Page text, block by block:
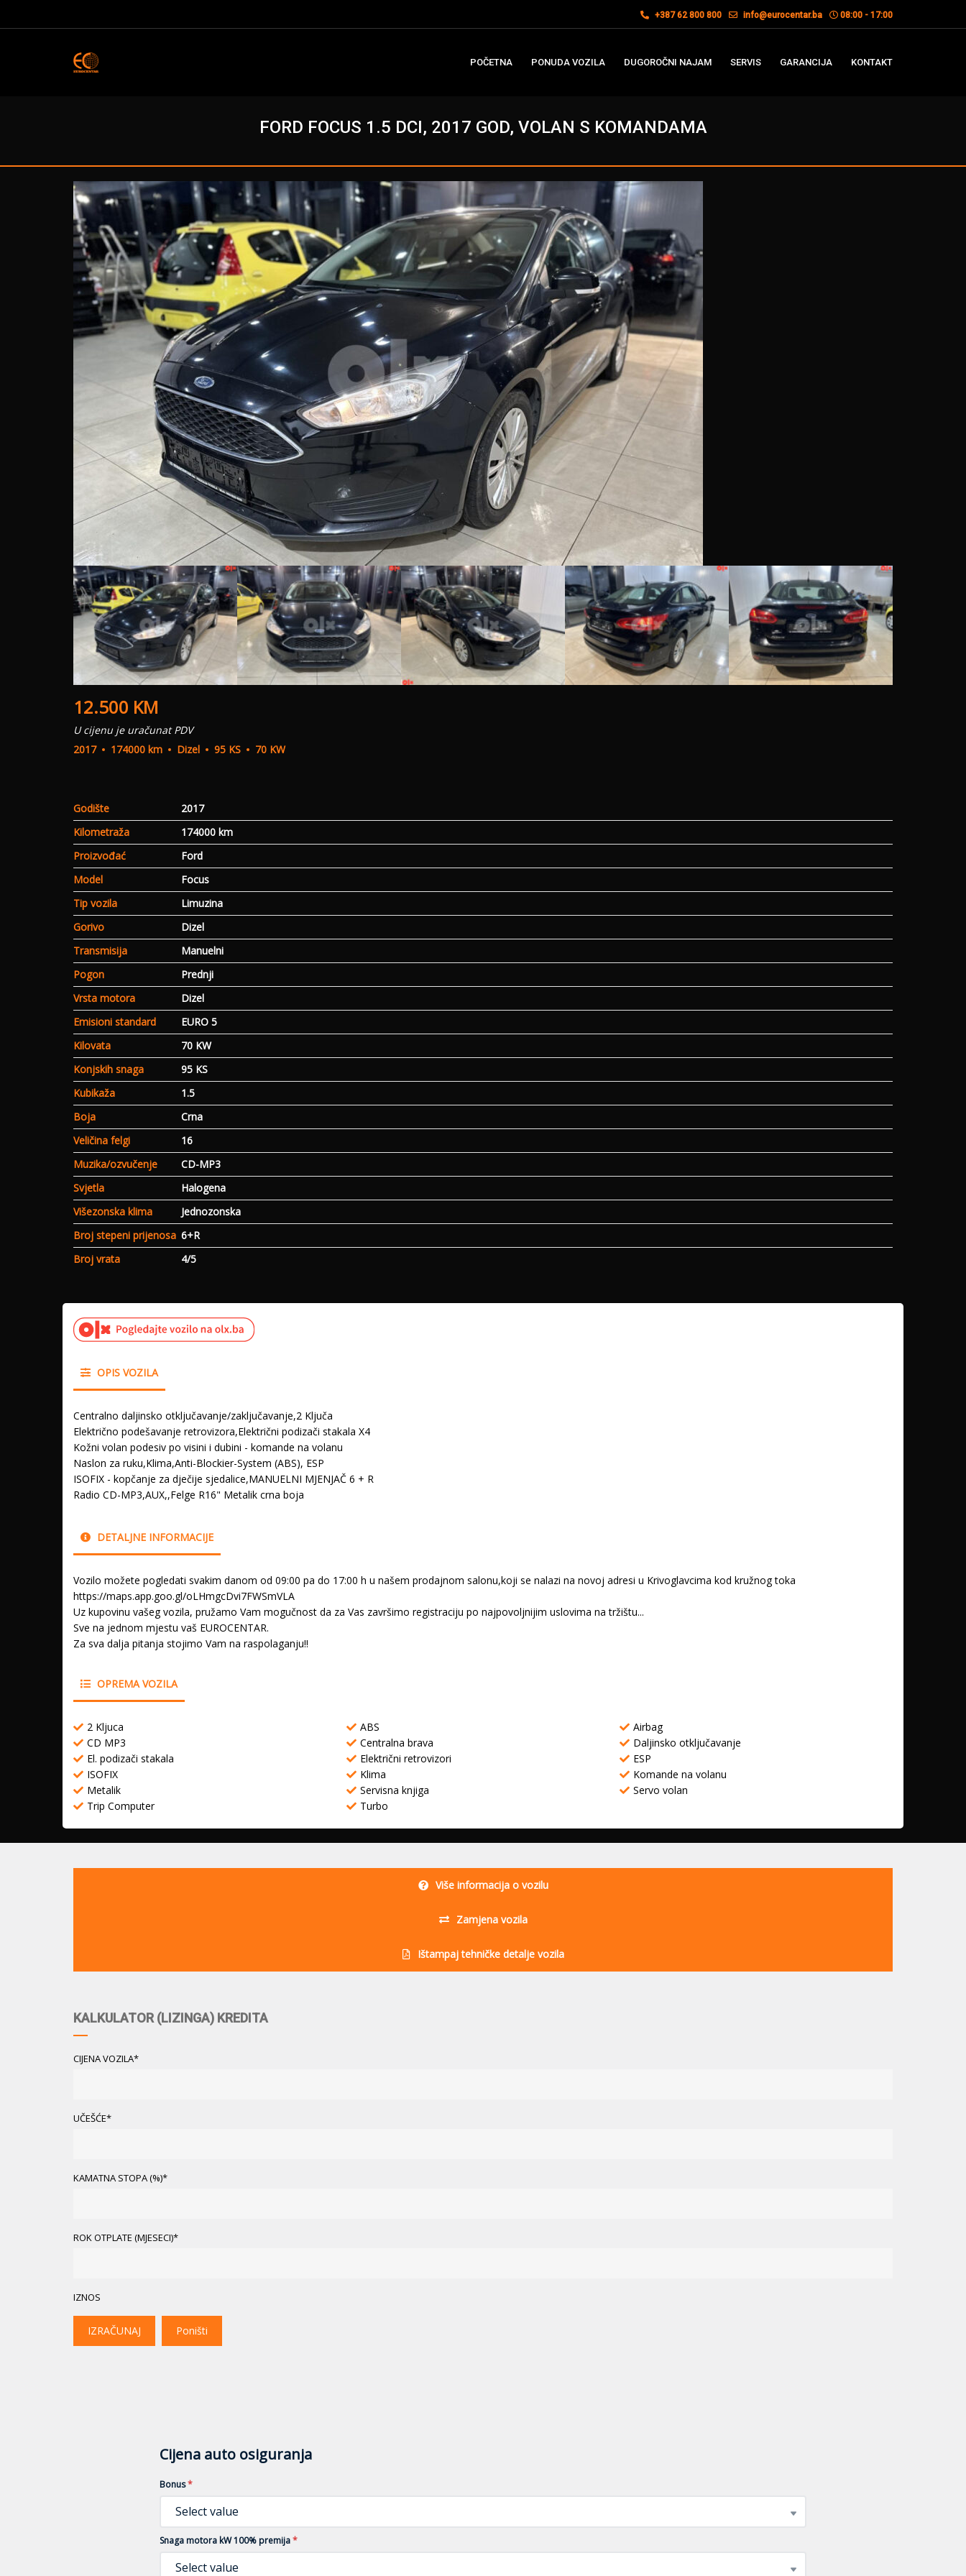
+387 62 800 800 info@eurocentar.ba 08:00 - 17:00
POČETNA PONUDA VOZILA DUGOROČNI NAJAM SERVIS GARANCIJA KONTAKT
FORD FOCUS 1.5 DCI, 2017 GOD, VOLAN S KOMANDAMA
12.500 KM
U cijenu je uračunat PDV
2017
174000 km Dizel 95 KS 70 KW
Godište
2017
Kilometraža
174000 km
Proizvođać
Ford
Model
Focus
Tip vozila
Limuzina
Gorivo
Dizel
Transmisija
Manuelni
Pogon
Prednji
Vrsta motora
Dizel
Emisioni standard
EURO 5
Kilovata
70 KW
Konjskih snaga
95 KS
Kubikaža
1.5
Boja
Crna
Veličina felgi
16
Muzika/ozvučenje
CD-MP3
Svjetla
Halogena
Višezonska klima
Jednozonska
Broj stepeni prijenosa 6+R
Broj vrata
4/5
OPIS VOZILA
Centralno daljinsko otključavanje/zaključavanje,2 Ključa
Električno podešavanje retrovizora,Električni podizači stakala X4
Kožni volan podesiv po visini i dubini - komande na volanu
Naslon za ruku,Klima,Anti-Blockier-System (ABS), ESP
ISOFIX - kopčanje za dječije sjedalice,MANUELNI MJENJAČ 6 + R
Radio CD-MP3,AUX,,Felge R16" Metalik crna boja
DETALJNE INFORMACIJE
Vozilo možete pogledati svakim danom od 09:00 pa do 17:00 h u našem prodajnom salonu,koji se nalazi na novoj adresi u Krivoglavcima kod kružnog toka
https://maps.app.goo.gl/oLHmgcDvi7FWSmVLA
Uz kupovinu vašeg vozila, pružamo Vam mogučnost da za Vas završimo registraciju po najpovoljnijim uslovima na tržištu...
Sve na jednom mjestu vaš EUROCENTAR.
Za sva dalja pitanja stojimo Vam na raspolaganju!!
OPREMA VOZILA
2 Kljuca ABS
Airbag
CD MP3
Centralna brava
Daljinsko otključavanje
El. podizači stakala
Električni retrovizori
ESP
ISOFIX
Klima
Komande na volanu
Metalik
Servisna knjiga
Servo volan
Trip Computer
Turbo
Više informacija o vozilu
Zamjena vozila
Ištampaj tehničke detalje vozila
KALKULATOR (LIZINGA) KREDITA
CIJENA VOZILA*
UČEŠĆE*
KAMATNA STOPA (%)*
ROK OTPLATE (MJESECI)*
IZNOS
IZRAČUNAJ Poništi
Cijena auto osiguranja
Bonus*
Select value
Snaga motora kW 100% premija*
Select value